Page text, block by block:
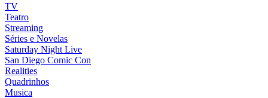
TV
Teatro
Streaming
Séries e Novelas
Saturday Night Live
San Diego Comic Con
Realities
Quadrinhos
Musica